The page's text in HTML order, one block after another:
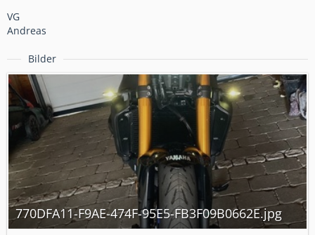
VG
Andreas
Bilder
770DFA11-F9AE-474F-95E5-FB3F09B0662E.jpg